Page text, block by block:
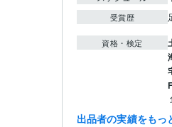
受賞歴
資格・検定
出品者の実績をもっ